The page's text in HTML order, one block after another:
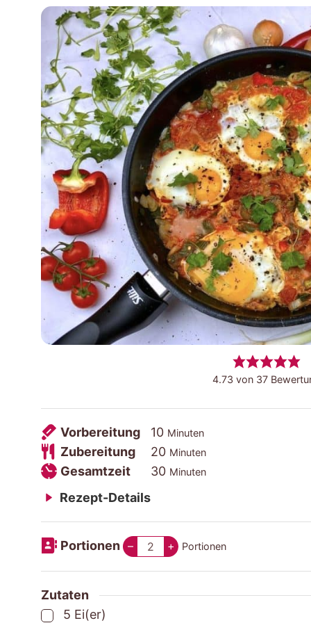
4.73 von 37
Vorbereitungszeit
Vorbereitung 10Minuten
Minuten
Zubereitungszeit
Zubereitung 20Minuten
Minuten
Gesamtzeit
Gesamtzeit 30Minuten
Minuten
Rezept-Details
Portionen – + Portionen
Zutaten
▢
5 Ei(er)